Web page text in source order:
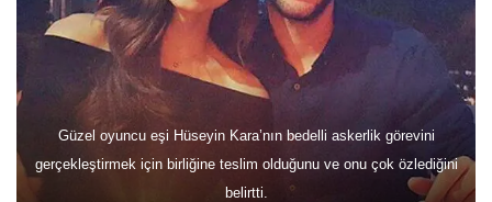
Güzel oyuncu eşi Hüseyin Kara’nın bedelli askerlik görevini
gerçekleştirmek için birliğine teslim olduğunu ve onu çok özlediğini
belirtti.